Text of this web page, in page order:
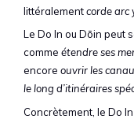
littéralementcorde arc
Le Do In ou Dōin peut
comme étendre ses
encore ouvrir les
le long d’itinéraires
Concrètement, le Do